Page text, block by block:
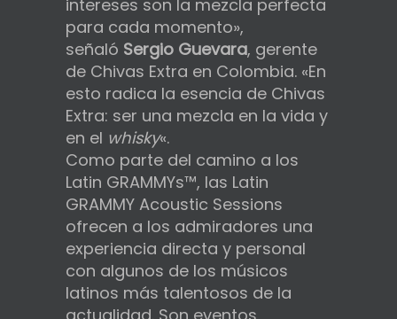
intereses son la mezcla perfecta
para cada momento»,
señaló Sergio Guevara, gerente
de Chivas Extra en Colombia. «En
esto radica la esencia de Chivas
Extra: ser una mezcla en la vida y
en el whisky«.
Como parte del camino a los
Latin GRAMMYs™, las Latin
GRAMMY Acoustic Sessions
ofrecen a los admiradores una
experiencia directa y personal
con algunos de los músicos
latinos más talentosos de la